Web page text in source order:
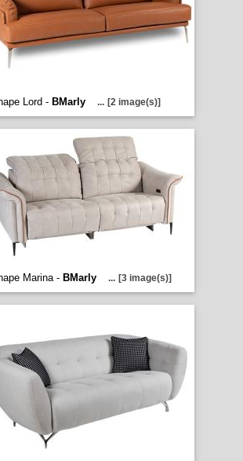
Lord - BMarly ... [2 image(s)]
Marina - BMarly ... [3 image(s)]